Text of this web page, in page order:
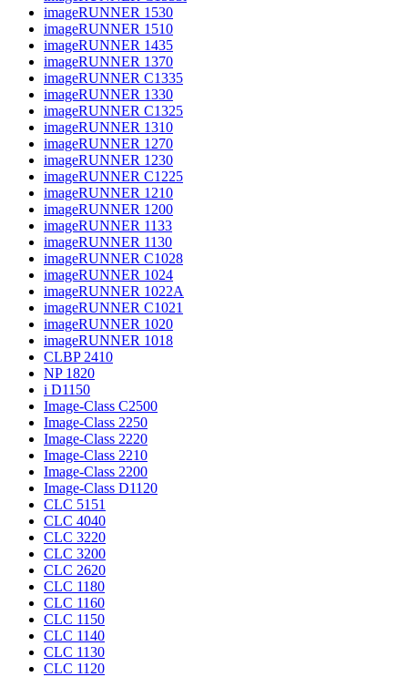
imageRUNNER 1530
imageRUNNER 1510
imageRUNNER 1435
imageRUNNER 1370
imageRUNNER C1335
imageRUNNER 1330
imageRUNNER C1325
imageRUNNER 1310
imageRUNNER 1270
imageRUNNER 1230
imageRUNNER C1225
imageRUNNER 1210
imageRUNNER 1200
imageRUNNER 1133
imageRUNNER 1130
imageRUNNER C1028
imageRUNNER 1024
imageRUNNER 1022A
imageRUNNER C1021
imageRUNNER 1020
imageRUNNER 1018
CLBP 2410
NP 1820
i D1150
Image-Class C2500
Image-Class 2250
Image-Class 2220
Image-Class 2210
Image-Class 2200
Image-Class D1120
CLC 5151
CLC 4040
CLC 3220
CLC 3200
CLC 2620
CLC 1180
CLC 1160
CLC 1150
CLC 1140
CLC 1130
CLC 1120